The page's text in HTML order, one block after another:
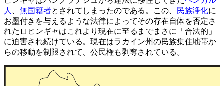
人
無国籍者とされてしまったのである。この、 民族浄化に
お墨付きを与えるような法律によってその存在自体を否定さ
れたロヒンギャはこれより現在に至るまでまさに「合法的」
に迫害され続けている。現在はラカイン州の民族集住地帯か
らの移動を制限されて、公民権も剥奪されている。